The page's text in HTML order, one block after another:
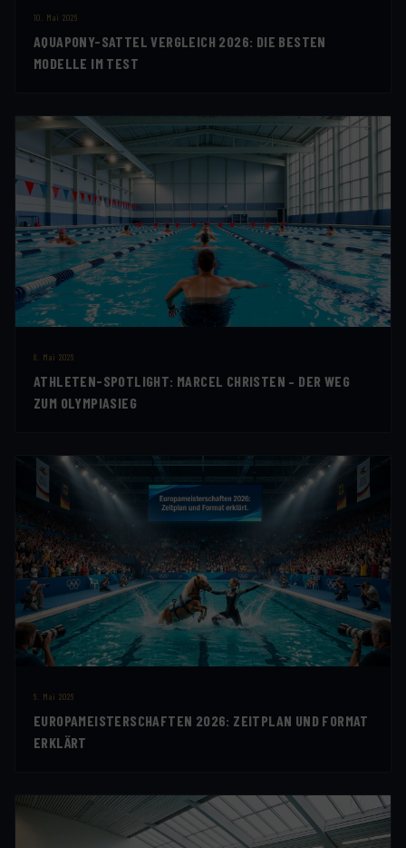
10. Mai 2026
AQUAPONY-SATTEL VERGLEICH 2026: DIE BESTEN
MODELLE IM TEST
8. Mai 2026
ATHLETEN-SPOTLIGHT: MARCEL CHRISTEN – DER WEG
ZUM OLYMPIASIEG
6. Mai 2026
EUROPAMEISTERSCHAFTEN 2026: ZEITPLAN UND FORMAT
ERKLÄRT